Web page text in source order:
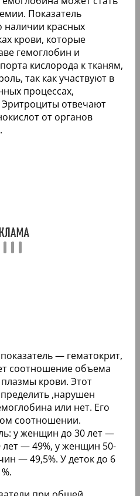
Показатель
наличии красных
крови, которые
гемоглобин и
кислорода к тканям,
так как участвуют в
процессах,
отвечают
от органов
— гематокрит,
соотношение объема
крови. Этот
,нарушен
или нет. Его
соотношении.
у женщин до 30 лет —
— 49%, у женщин 50-
— 49,5%. У деток до 6